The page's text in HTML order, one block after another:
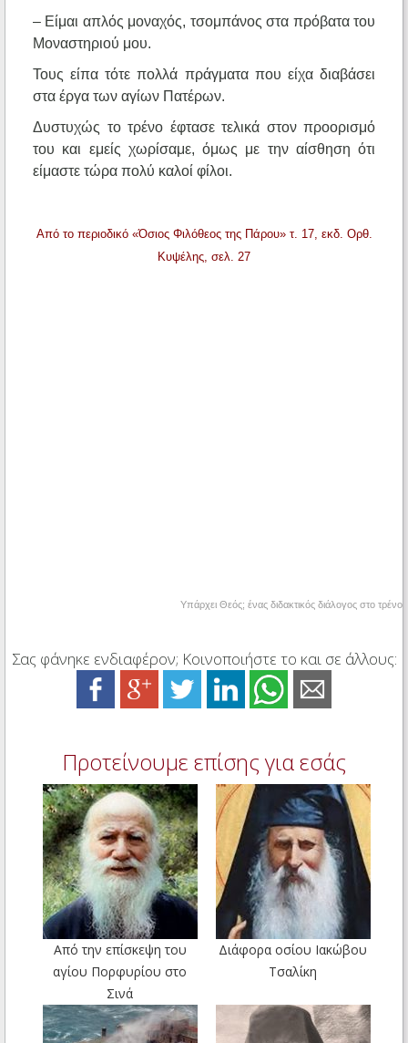
– Είμαι απλός μοναχός, τσομπάνος στα πρόβατα του
Μοναστηριού μου.
Τους είπα τότε πολλά πράγματα που είχα διαβάσει
στα έργα των αγίων Πατέρων.
Δυστυχώς το τρένο έφτασε τελικά στον προορισμό
του και εμείς χωρίσαμε, όμως με την αίσθηση ότι
είμαστε τώρα πολύ καλοί φίλοι.
Από το περιοδικό «Όσιος Φιλόθεος της Πάρου» τ. 17, εκδ. Ορθ.
Κυψέλης, σελ. 27
Υπάρχει Θεός; ένας διδακτικός διάλογος στο τρένο
Σας φάνηκε ενδιαφέρον; Κοινοποιήστε το και σε άλλους:
Προτείνουμε επίσης για εσάς
Από την επίσκεψη του
αγίου Πορφυρίου στο
Σινά
Διάφορα οσίου Ιακώβου
Τσαλίκη